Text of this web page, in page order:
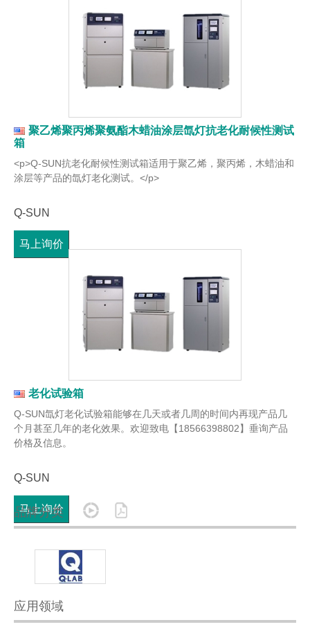
聚乙烯聚丙烯聚氨酯木蜡油涂层氙灯抗老化耐候性测试
箱
<p>Q-SUN抗老化耐候性测试箱适用于聚乙烯，聚丙烯，木蜡油和
涂层等产品的氙灯老化测试。</p>
Q-SUN
马上询价
老化试验箱
Q-SUN氙灯老化试验箱能够在几天或者几周的时间内再现产品几
个月甚至几年的老化效果。欢迎致电【18566398802】垂询产品
价格及信息。
Q-SUN
马上询价
品牌分类
应用领域